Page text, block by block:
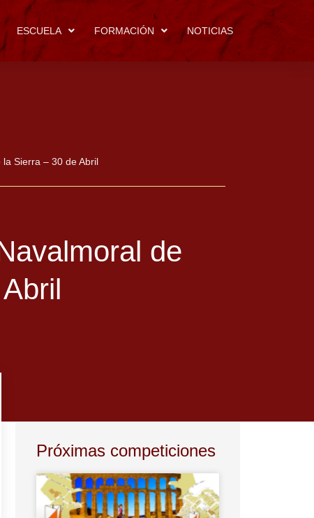
ESCUELA FORMACIÓN NOTICIAS
Sierra – 30 de Abril
de
Próximas competiciones